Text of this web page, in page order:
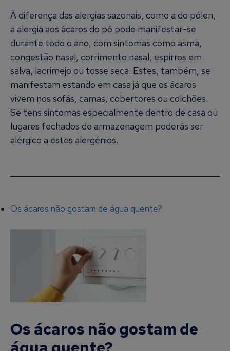
À diferença das alergias sazonais, como a do pólen,
a alergia aos ácaros do pó pode manifestar-se
durante todo o ano, com sintomas como asma,
congestão nasal, corrimento nasal, espirros em
salva, lacrimejo ou tosse seca. Estes, também, se
manifestam estando em casa já que os ácaros
vivem nos sofás, camas, cobertores ou colchões.
Se tens sintomas especialmente dentro de casa ou
lugares fechados de armazenagem poderás ser
alérgico a estes alergénios.
Os ácaros não gostam de água quente?
Os ácaros não gostam de